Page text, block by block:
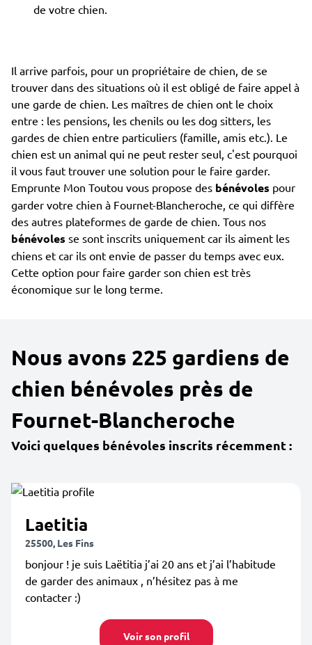
de votre chien.
Il arrive parfois, pour un propriétaire de chien, de se
trouver dans des situations où il est obligé de faire appel à
une garde de chien. Les maîtres de chien ont le choix
entre : les pensions, les chenils ou les dog sitters, les
gardes de chien entre particuliers (famille, amis etc.). Le
chien est un animal qui ne peut rester seul, c'est pourquoi
il vous faut trouver une solution pour le faire garder.
Emprunte Mon Toutou vous propose des bénévoles pour
garder votre chien à Fournet-Blancheroche, ce qui diffère
des autres plateformes de garde de chien. Tous nos
bénévoles se sont inscrits uniquement car ils aiment les
chiens et car ils ont envie de passer du temps avec eux.
Cette option pour faire garder son chien est très
économique sur le long terme.
Nous avons 225 gardiens de
chien bénévoles près de
Fournet-Blancheroche
Voici quelques bénévoles inscrits récemment :
Laetitia
25500, Les Fins
bonjour ! je suis Laëtitia j’ai 20 ans et j’ai l’habitude
de garder des animaux , n’hésitez pas à me
contacter :)
Voir son profil